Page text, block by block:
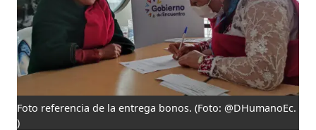
Foto referencia de la entrega bonos. (Foto: @DHumanoEc.
)